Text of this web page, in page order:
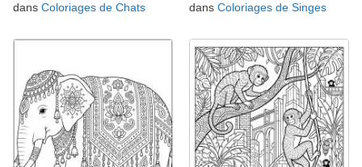
dans Coloriages de Chats
dans Coloriages de Singes